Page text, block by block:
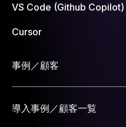
VS Code (Github Copilot)
Cursor
事例／顧客
導入事例／顧客一覧